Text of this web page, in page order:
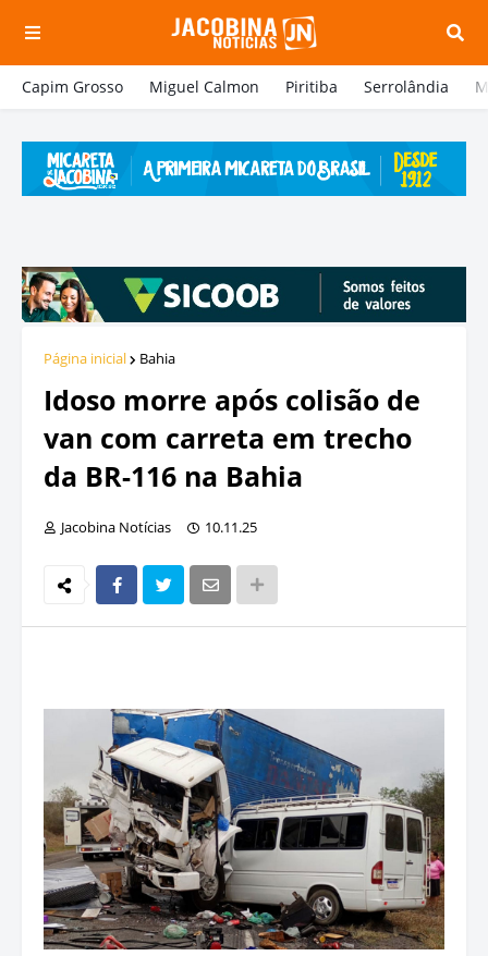
Capim Grosso Miguel Calmon Piritiba Serrolândia
Página inicial Bahia
Idoso morre após colisão de
van com carreta em trecho
da BR-116 na Bahia
Jacobina Notícias 10.11.25